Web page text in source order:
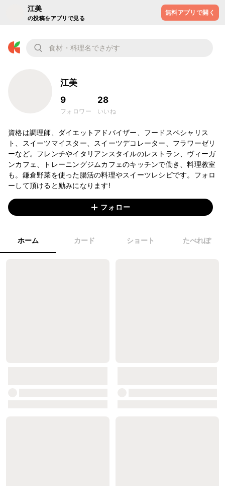
江美
の投稿をアプリで見る
無料アプリで開く
江美
9
フォロワー
28
いいね
資格は調理師、ダイエットアドバイザー、フードスペシャリス
ト、スイーツマイスター、スイーツデコレーター、フラワーゼリ
ーなど。フレンチやイタリアンスタイルのレストラン、ヴィーガ
ンカフェ、トレーニングジムカフェのキッチンで働き、料理教室
も。鎌倉野菜を使った腸活の料理やスイーツレシピです。フォロ
ーして頂けると励みになります!
フォロー
ホーム カード ショート たべれぽ